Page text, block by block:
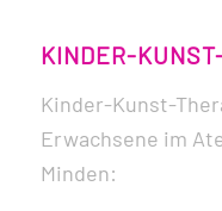
KINDER-
Kinder-Kunst-
Erwachsene im
Minden: